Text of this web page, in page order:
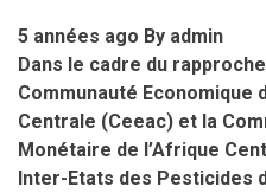
5 années ago By admin
Dans le cadre du
Communauté Economique
Centrale (Ceeac) et la
Monétaire de l’Afrique
Inter-Etats des Pesticides